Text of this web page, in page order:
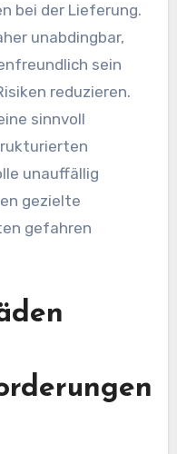
bei der Lieferung.
unabdingbar,
sein
reduzieren.
sinnvoll
unauffällig
gezielte
gefahren